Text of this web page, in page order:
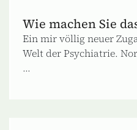
Wie machen Sie
Ein mir völlig neuer
Welt der Psychiatrie.
...